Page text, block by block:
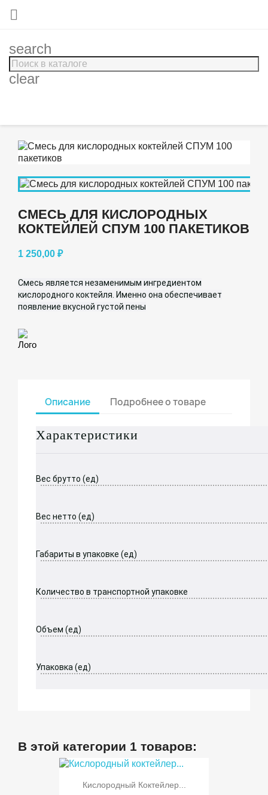

search
clear
СМЕСЬ ДЛЯ КИСЛОРОДНЫХ
КОКТЕЙЛЕЙ СПУМ 100 ПАКЕТИКОВ
1 250,00 ₽
Смесь является незаменимым ингредиентом
кислородного коктейля. Именно она обеспечивает
появление вкусной густой пены
Лого
Описание Подробнее о товаре
Характеристики
Вес брутто (ед)
Вес нетто (ед)
Габариты в упаковке (ед)
Количество в транспортной упаковке
Объем (ед)
Упаковка (ед)
В этой категории 1 товаров:
Кислородный Коктейлер...